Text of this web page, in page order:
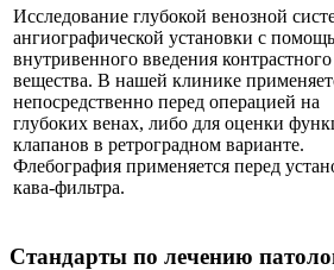
Исследование глубокой венозной
ангиографической установки с
внутривенного введения контрастного
вещества. В нашей клинике
непосредственно перед операцией на
глубоких венах, либо для оценки
клапанов в ретроградном варианте.
Флебография применяется перед
кава-фильтра.
Стандарты по лечению